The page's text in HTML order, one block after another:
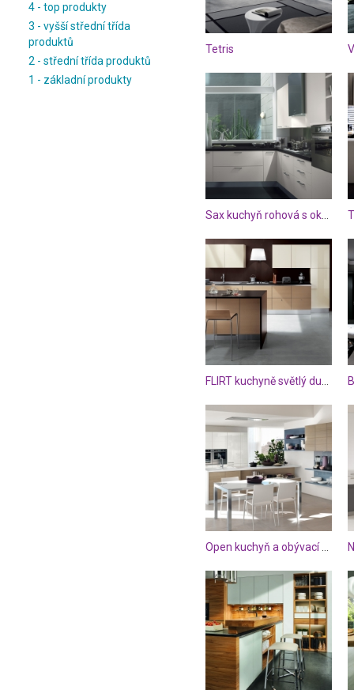
4 - top produkty
3 - vyšší střední třída
produktů
2 - střední třída produktů
1 - základní produkty
Tetris